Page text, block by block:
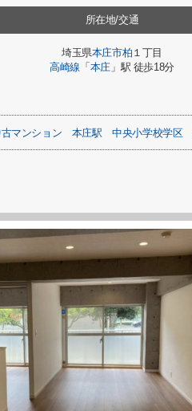
所在地/交通
埼玉県本庄市柏 １丁目
高崎線 「 本庄」駅 徒歩18分
マンション 本庄駅 中央小学校学区